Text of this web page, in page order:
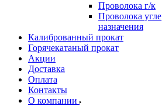
Проволока г/к
Проволока
назначения
Калиброванный прокат
Горячекатаный прокат
Акции
Доставка
Оплата
Контакты
О компании